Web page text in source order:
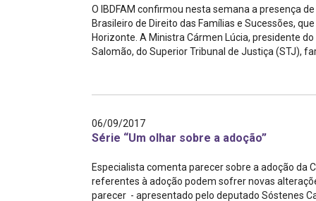
O IBDFAM confirmou nesta semana a presença
Brasileiro de Direito das Famílias e Sucessões,
Horizonte. A Ministra Cármen Lúcia, presidente
Salomão, do Superior Tribunal de Justiça (STJ),
06/09/2017
Série “Um olhar sobre a adoção”
Especialista comenta parecer sobre a adoção
referentes à adoção podem sofrer novas
parecer - apresentado pelo deputado Sóstenes